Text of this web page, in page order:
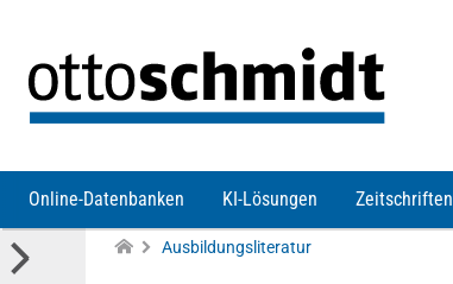
Online-Datenbanken KI-Lösungen Zeitschriften
Ausbildungsliteratur